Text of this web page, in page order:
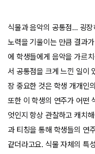
식물과 음악의 공통점... 굉
노력을 기울이는 만큼 결과
에 학생들에게 음악을 가르
서 공통점을 크게 느낀 일이
장 중요한 것은 학생 개개인
또한 이 학생의 연주가 어떤
엇인지 항상 관찰하고 캐치
과 티칭을 통해 학생들의 연
같더라고요. 식물 자체의 특